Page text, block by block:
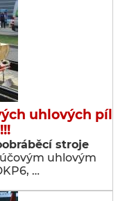
uhlových píl
stroje
uhlovým
…